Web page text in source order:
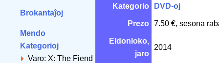
Brokantaĵoj
Mendo
Kategorioj
Varo: X: The Fiend
Kategorio DVD-oj
Prezo 7.50 €, sesona
Eldonloko,
jaro
2014